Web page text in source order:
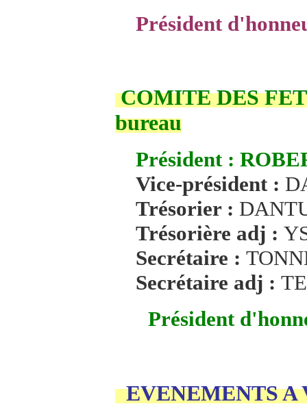
Président
COMITE DES
bureau
Président :
Vice-président :
Trésorier :
Trésorière adj :
Secrétaire :
Secrétaire adj :
Président
EVENEMENTS